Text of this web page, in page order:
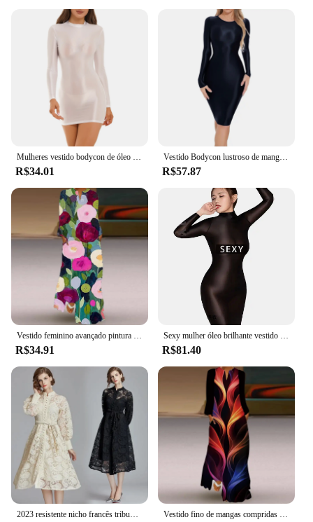
wear, or as a statement piece in your wardrobe
Typical Adaptive Scenario: Versatile for various
occasions, from weddings to cocktail parties
Shape or Size or Weight or Quantity: Available in a
range of sizes to fit diverse body types
Performance and Property: Designed for comfort
and movement, ensuring you look and feel your
Features:
|Wholesale|Vendors|
**Elegance and Comfort Combined**
Embrace the timeless elegance of our Vestidos
longos e fluidos manga longa, crafted from a
luxurious fabric that moves with you, providing
both comfort and a flattering silhouette. The long
sleeves add a touch of sophistication, making it an
impeccable choice for formal events or as a chic
addition to your evening wear collection. Whether
you're attending a wedding, a cocktail party, or any
other upscale gathering, this dress promises to make
a statement with its fluid design and graceful
movement.
**Versatility for Every Occasion**
Our Vestidos longos e fluidos manga longa is not
just a dress; it's a versatile piece that adapts to
various scenarios. Its flowing nature makes it an
excellent choice for those who appreciate a touch of
drama in their attire. Whether you're looking to
stand out at a gala or simply elevate your everyday
style, this dress is the perfect choice. Its adaptability
extends to its size range, ensuring that every woman
can find her perfect fit and feel confident in her
choice.
Mulheres vestido bodycon de óleo liso elástico apertado vestido de festa feminino sexy envening vestidos de manga longa brilhante bodycon vestido clubwear
R$34.01
Vestido Bodycon lustroso de manga comprida feminino, cor lisa e sólida, gola redonda, envoltório de quadril, vestido lápis, Rave Party Clubwear
R$57.87
Vestido feminino avançado pintura a óleo estampa floral elegante festa com decote em v pulôver de manga comprida com zíper vestido feminino novo estilo
R$34.91
Sexy mulher óleo brilhante vestido apertado ver através brilhante manga longa bodycon lápis vestido push up hip sheer estiramento um passo vestido
R$81.40
2023 resistente nicho francês tribunal vintagelantern manga delicada solúvel em água vestido longo de renda com cinto Vestido fino de mangas compridas feminino, decote em v solto, vestidos elegantes, pintura a tinta, impressão 3D, estilo glitzy, festa, novo, verão, 2024